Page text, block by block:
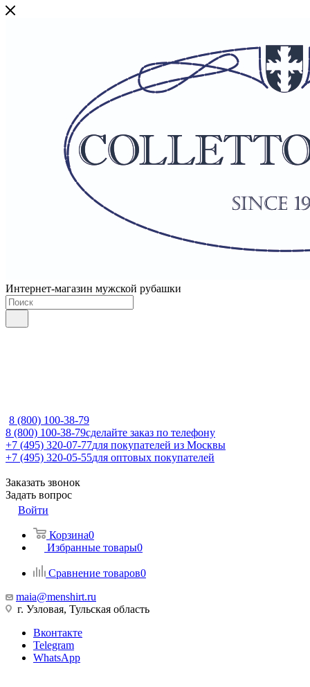
Интернет-магазин мужской рубашки
8 (800) 100-38-79
8 (800) 100-38-79сделайте заказ по телефону
+7 (495) 320-07-77для покупателей из Москвы
+7 (495) 320-05-55для оптовых покупателей
Заказать звонок
Задать вопрос
Войти
Корзина0
Избранные товары0
Сравнение товаров0
maia@menshirt.ru
г. Узловая, Тульская область
Вконтакте
Telegram
WhatsApp